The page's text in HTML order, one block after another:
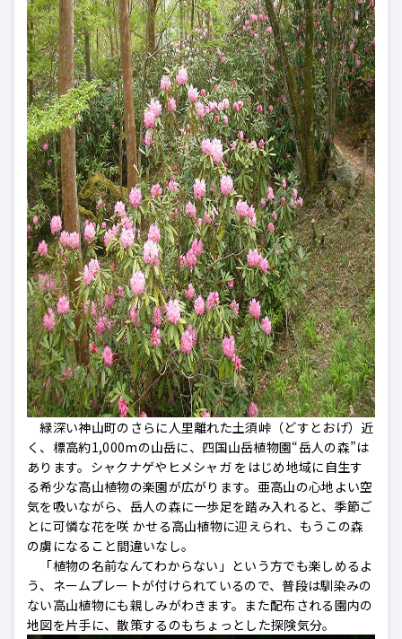
緑深い神山町のさらに人里離れた土須峠（どすとおげ）近
く、標高約1,000mの山岳に、四国山岳植物園“岳人の森”は
あります。シャクナゲやヒメシャガ をはじめ地域に自生す
る希少な高山植物の楽園が広がります。亜高山の心地よい空
気を吸いながら、岳人の森に一歩足を踏み入れると、季節ご
とに可憐な花を咲 かせる高山植物に迎えられ、もうこの森
の虜になること間違いなし。
「植物の名前なんてわからない」という方でも楽しめるよ
う、ネームプレートが付けられているので、普段は馴染みの
ない高山植物にも親しみがわきます。また配布される園内の
地図を片手に、散策するのもちょっとした探険気分。